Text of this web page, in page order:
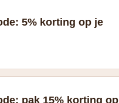
5% korting op je
pak 15% korting op